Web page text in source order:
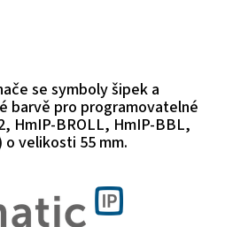
se symboly šipek a
barvě pro programovatelné
HmIP-BROLL, HmIP-BBL,
o velikosti 55 mm.